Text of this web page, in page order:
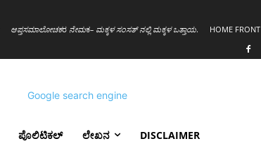
ಆಪ್ತಸಮಾಲೋಚಕರ ನೇಮಕ– ಮಕ್ಕಳ ಸಂಸತ್ ನಲ್ಲಿ ಮಕ್ಕಳ ಒತ್ತಾಯ. HOME FRONT
ಪೊಲಿಟಿಕಲ್ ಲೇಖನ DISCLAIMER